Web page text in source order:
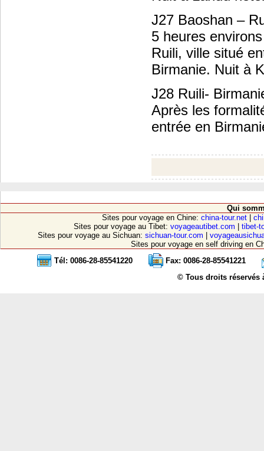
J27 Baoshan –
5 heures
Ruili, ville situé
Birmanie. Nuit à
J28 Ruili-
Après les
entrée en
Qui
Sites pour voyage en Chine: china-tour.net
Sites pour voyage au Tibet: voyageautibet.com
tibet-
Sites pour voyage au Sichuan: sichuan-tour.com
Sites pour voyage en self driving en
Tél: 0086-28-85541220
Fax: 0086-28-85541221
© Tous droits réservés